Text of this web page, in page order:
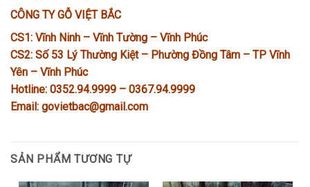
CÔNG TY GỖ VIỆT BẮC
CS1: Vĩnh Ninh – Vĩnh Tường – Vĩnh Phúc
CS2: Số 53 Lý Thường Kiệt – Phường Đồng Tâm – TP Vĩnh
Yên – Vĩnh Phúc
Hotline: 0352.94.9999 – 0367.94.9999
Email: govietbac@gmail.com
SẢN PHẨM TƯƠNG TỰ